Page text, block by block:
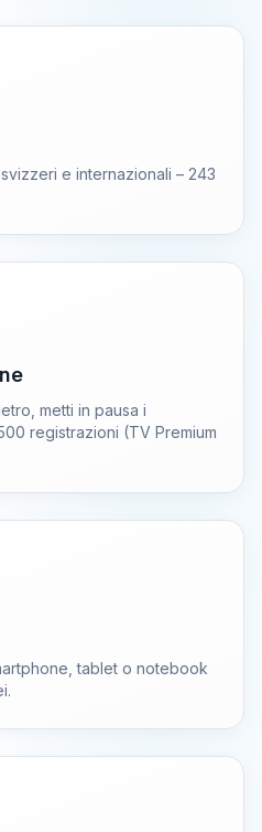
e internazionali – 243
metti in pausa i
registrazioni (TV Premium
tablet o notebook